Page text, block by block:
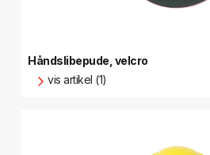
Håndslibepude, velcro
vis artikel (1)